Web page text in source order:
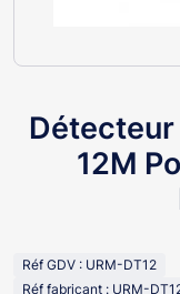
12M
Réf GDV : URM-DT12
Réf fabricant : URM-